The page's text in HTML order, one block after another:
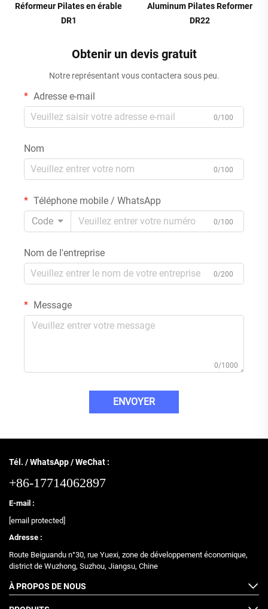
Réformeur Pilates en érable
DR1
Aluminum Pilates Reformer
DR22
Obtenir un devis gratuit
Notre représentant vous contactera sous peu.
Adresse e-mail
0/100
Nom
0/100
Téléphone mobile / WhatsApp
Code
0/100
Nom de l'entreprise
0/200
Message
0/1000
ENVOYER
Tél. / WhatsApp / WeChat :
+86-17714062897
E-mail :
[email protected]
Adresse :
Route Beiguandu n°30, rue Yuexi, zone de développement économique,
district de Wuzhong, Suzhou, Jiangsu, Chine
À PROPOS DE NOUS